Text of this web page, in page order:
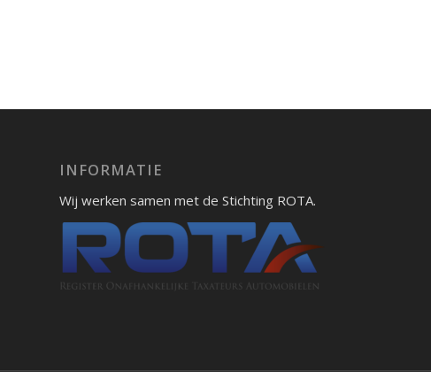
INFORMATIE
Wij werken samen met de Stichting ROTA.